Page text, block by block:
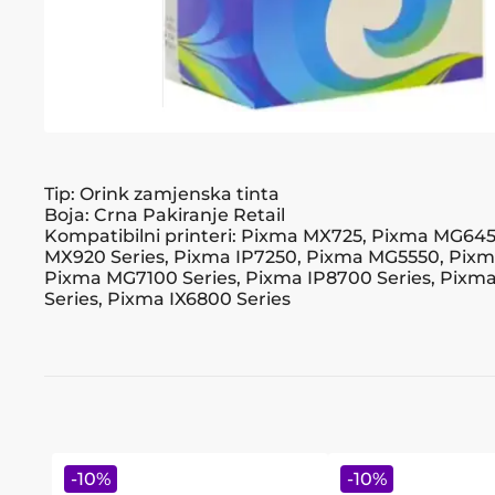
Tip: Orink zamjenska tinta
Boja: Crna Pakiranje Retail
Kompatibilni printeri: Pixma MX725, Pixma
MX920 Series, Pixma IP7250, Pixma MG5550,
Pixma MG7100 Series, Pixma IP8700 Series,
Series, Pixma IX6800 Series
-10% -10%